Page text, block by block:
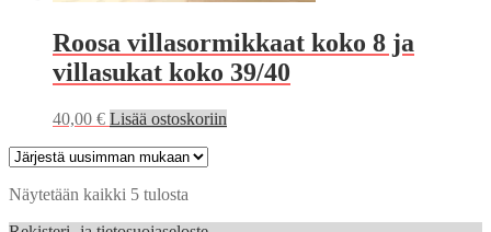
Roosa villasormikkaat koko 8 ja
villasukat koko 39/40
40,00 € Lisää ostoskoriin
Näytetään kaikki 5 tulosta